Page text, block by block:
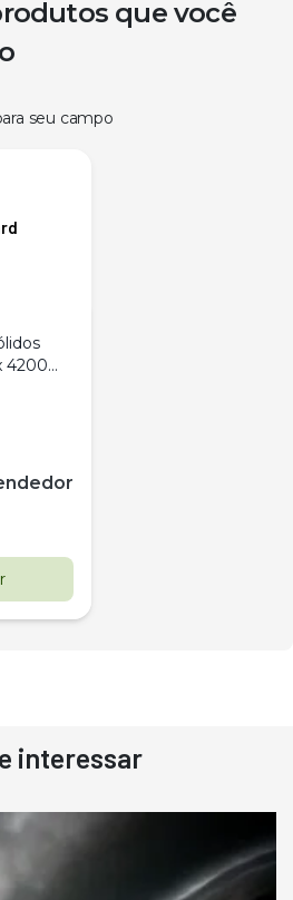
que você
seu campo
4200
966
interessar